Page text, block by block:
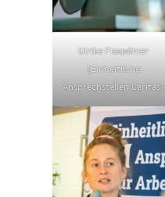
Ulrike Flaspöhler
(Einheitliche
Ansprechstellen Caritas)